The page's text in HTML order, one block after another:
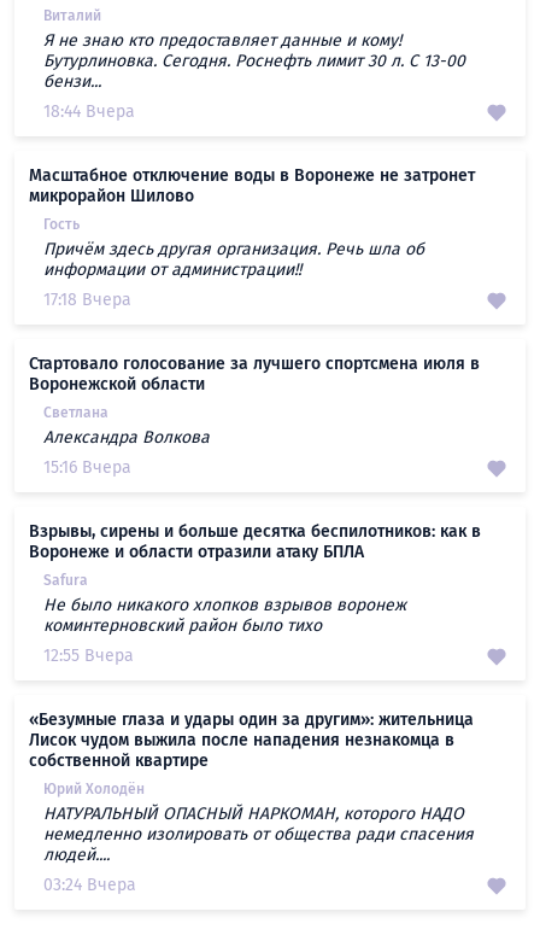
Виталий
Я не знаю кто предоставляет данные и кому!
Бутурлиновка. Сегодня. Роснефть лимит 30 л. С 13-00
бензи...
18:44 Вчера
Масштабное отключение воды в Воронеже не затронет
микрорайон Шилово
Гость
Причём здесь другая организация. Речь шла об
информации от администрации!!
17:18 Вчера
Стартовало голосование за лучшего спортсмена июля в
Воронежской области
Светлана
Александра Волкова
15:16 Вчера
Взрывы, сирены и больше десятка беспилотников: как в
Воронеже и области отразили атаку БПЛА
Safura
Не было никакого хлопков взрывов воронеж
коминтерновский район было тихо
12:55 Вчера
«Безумные глаза и удары один за другим»: жительница
Лисок чудом выжила после нападения незнакомца в
собственной квартире
Юрий Холодён
НАТУРАЛЬНЫЙ ОПАСНЫЙ НАРКОМАН, которого НАДО
немедленно изолировать от общества ради спасения
людей....
03:24 Вчера